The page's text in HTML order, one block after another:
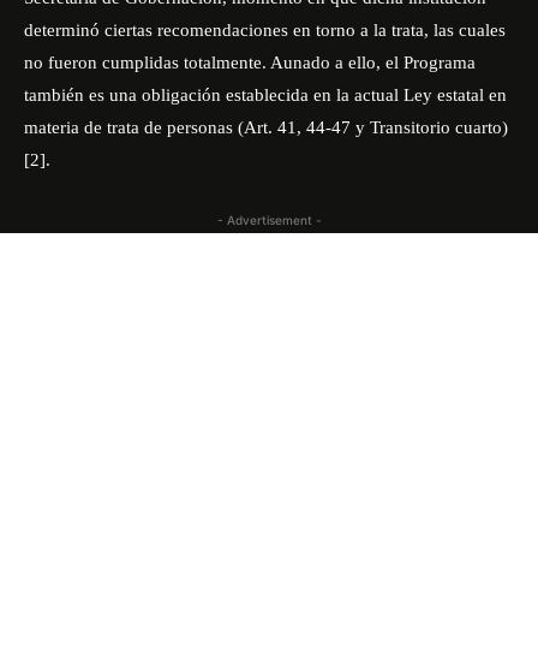
determinó ciertas recomendaciones en torno a la trata, las cuales
no fueron cumplidas totalmente. Aunado a ello, el Programa
también es una obligación establecida en la actual Ley estatal en
materia de trata de personas (Art. 41, 44-47 y Transitorio cuarto)
[2].
- Advertisement -